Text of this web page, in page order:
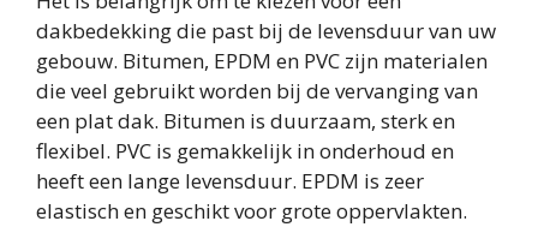
dakbedekking die past bij de levensduur van uw
gebouw. Bitumen, EPDM en PVC zijn materialen
die veel gebruikt worden bij de vervanging van
een plat dak. Bitumen is duurzaam, sterk en
flexibel. PVC is gemakkelijk in onderhoud en
heeft een lange levensduur. EPDM is zeer
elastisch en geschikt voor grote oppervlakten.